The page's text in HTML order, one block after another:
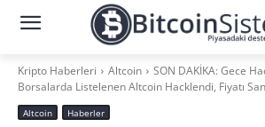
Kripto Haberleri Altcoin
SON DAKİKA: Gece
Borsalarda Listelenen Altcoin Hacklendi, Fiyatı
Altcoin Haberler